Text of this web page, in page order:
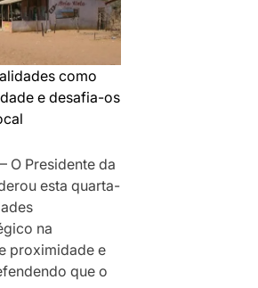
MOÇAMBIQUE
como
e desafia-os
O Presidente da
esta quarta-
na
proximidade e
que o